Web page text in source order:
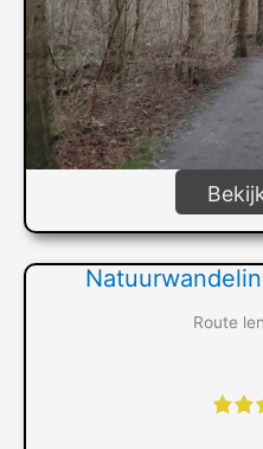
Route